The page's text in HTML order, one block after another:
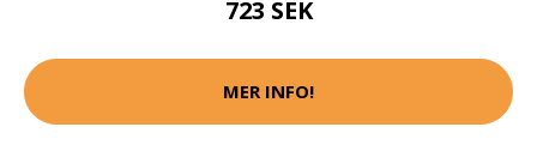
723 SEK
MER INFO!